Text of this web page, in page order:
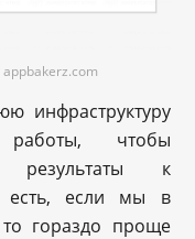
инфраструктуру
чтобы
результаты к
есть, если мы в
то гораздо проще